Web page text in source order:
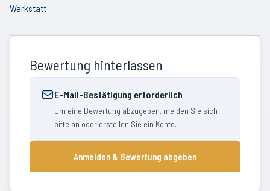
Werkstatt
Bewertung hinterlassen
E-Mail-Bestätigung erforderlich
Um eine Bewertung abzugeben, melden Sie sich
bitte an oder erstellen Sie ein Konto.
Anmelden & Bewertung abgeben